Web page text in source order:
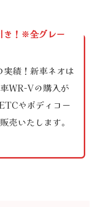
！※全グレー
績！新車ネオは
WR-Vの購入が
やボディコー
売いたします。